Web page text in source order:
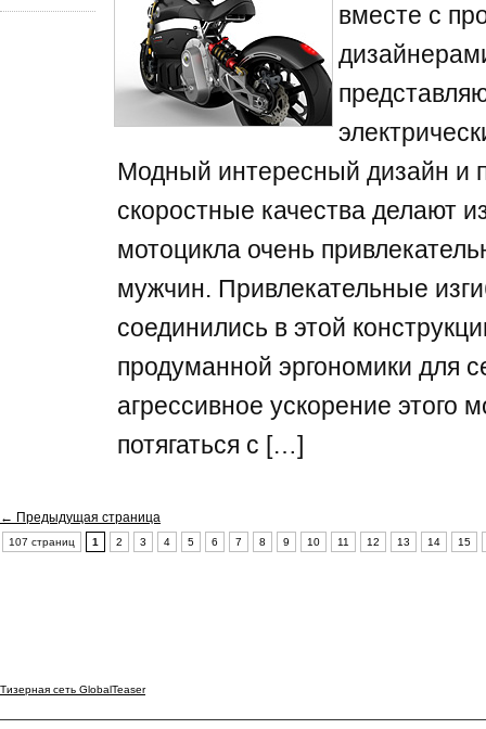
вместе с
Модный интересный дизайн и
скоростные качества делают
мотоцикла очень
мужчин. Привлекательные
соединились в этой
продуманной эргономики для
агрессивное ускорение этого
потягаться с […]
← Предыдущая страница
107 страниц 1 2 3 4 5 6 7 8 9 10 11 12 13 14 15
Тизерная сеть GlobalTeaser